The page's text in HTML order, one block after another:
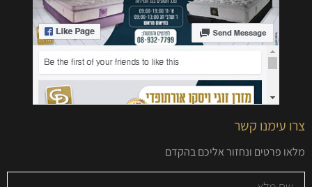
צרו עימנו קשר
מלאו פרטים ונחזור אליכם בהקדם